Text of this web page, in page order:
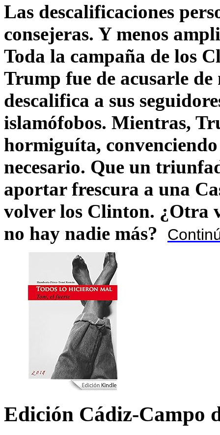
Las descalificaciones
consejeras. Y menos
Toda la campaña de los
Trump fue de acusarle
descalifica a sus
islamófobos. Mientras,
hormiguíta,
necesario. Que un
aportar frescura a una
volver los Clinton. ¿Otra
no hay nadie más?
Edición Cádiz-Campo